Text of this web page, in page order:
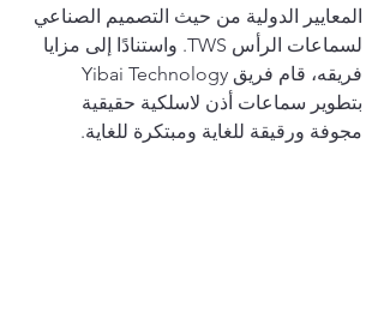
المعايير الدولية من حيث التصميم الصناعي
لسماعات الرأس TWS. واستنادًا إلى مزايا
بتطوير سماعات أذن لاسلكية حقيقية
مجوفة ورقيقة للغاية ومبتكرة للغاية.